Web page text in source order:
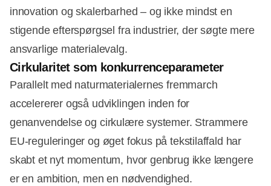
innovation og skalerbarhed – og ikke mindst en
stigende efterspørgsel fra industrier, der søgte mere
ansvarlige materialevalg.
Cirkularitet som konkurrenceparameter
Parallelt med naturmaterialernes fremmarch
accelererer også udviklingen inden for
genanvendelse og cirkulære systemer. Strammere
EU-reguleringer og øget fokus på tekstilaffald har
skabt et nyt momentum, hvor genbrug ikke længere
er en ambition, men en nødvendighed.